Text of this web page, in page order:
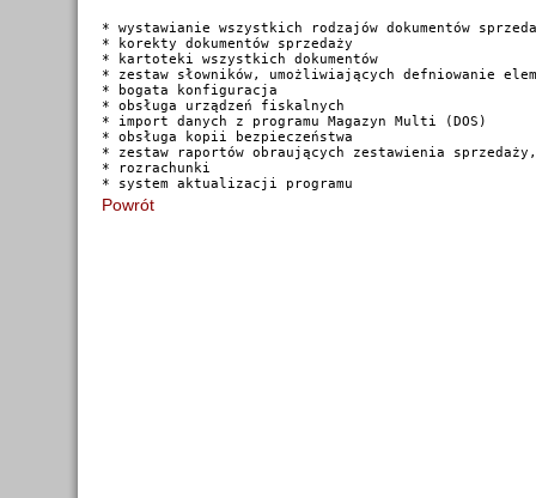
* wystawianie wszystkich rodzajów dokumentów
* korekty dokumentów sprzedaży
* kartoteki wszystkich dokumentów
* zestaw słowników, umożliwiających defniowanie
* bogata konfiguracja
* obsługa urządzeń fiskalnych
* import danych z programu Magazyn Multi (DOS)
* obsługa kopii bezpieczeństwa
* zestaw raportów obraujących zestawienia
* rozrachunki
Powrót